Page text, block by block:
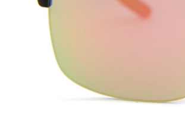
Larghezza montatura
41 mm
Altezza lente Diametro